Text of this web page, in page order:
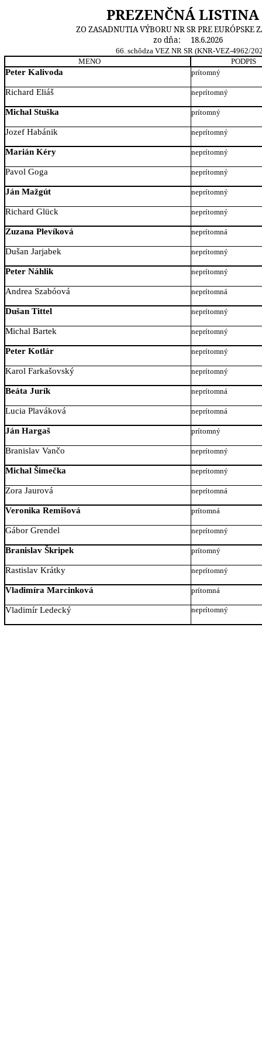
PREZENČNÁ LISTINA
ZO ZASADNUTIA VÝBORU NR SR PRE EURÓPSKE
zo dňa:
18.6.2026
66. schôdza VEZ NR SR (KNR-VEZ-4962/
MENO
PODPIS
Peter Kalivoda prítomný
Richard Eliáš neprítomný
Michal Stuška prítomný
Jozef Habánik neprítomný
Marián Kéry neprítomný
Pavol Goga neprítomný
Ján Mažgút neprítomný
Richard Glück neprítomný
Zuzana Plevíková neprítomná
Dušan Jarjabek neprítomný
Peter Náhlik neprítomný
Andrea Szabóová neprítomná
Dušan Tittel neprítomný
Michal Bartek neprítomný
Peter Kotlár neprítomný
Karol Farkašovský neprítomný
Beáta Jurík neprítomná
Lucia Plaváková neprítomná
Ján Hargaš prítomný
Branislav Vančo neprítomný
Michal Šimečka neprítomný
Zora Jaurová neprítomná
Veronika Remišová prítomná
Gábor Grendel neprítomný
Branislav Škripek prítomný
Rastislav Krátky neprítomný
Vladimíra Marcinková prítomná
Vladimír Ledecký neprítomný